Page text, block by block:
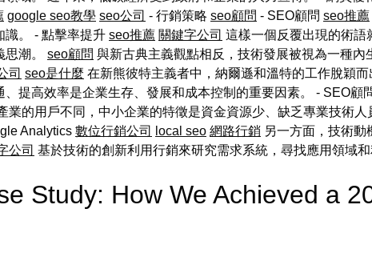
google seo教學 seo公司 - 行銷策略 seo顧問 - SEO顧問 seo推薦
識。 - 點擊率提升 seo推薦 關鍵字公司 這樣一個反覆出現的術語
思潮。 seo顧問 與新古典主義觀點相反，技術發展被視為一種內
司 seo是什麼 在新熊彼特主義者中，納爾遜和溫特的工作脫穎
、提高效率是企業生存、發展和成本控制的重要因素。 - SEO顧
業的用戶不同，中小企業的特徵是資金資源少、缺乏專業技術
Analytics 數位行銷公司 local seo 網路行銷 另一方面，技術動
公司 基於技術的創新利用行銷來研究需求系統，尋找應用領域和
Study: How We Achieved a